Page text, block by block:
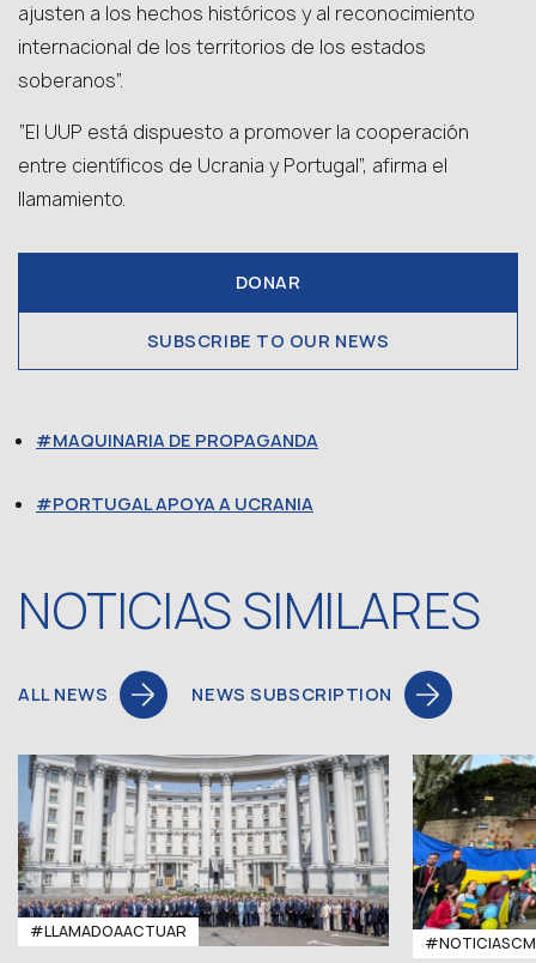
ajusten a los hechos históricos y al reconocimiento
internacional de los territorios de los estados
soberanos”.
“El UUP está dispuesto a promover la cooperación
entre científicos de Ucrania y Portugal”, afirma el
llamamiento.
DONAR
SUBSCRIBE TO OUR NEWS
MAQUINARIA DE PROPAGANDA
PORTUGAL APOYA A UCRANIA
NOTICIAS SIMILARES
ALL NEWS NEWS SUBSCRIPTION
#LLAMADOAACTUAR